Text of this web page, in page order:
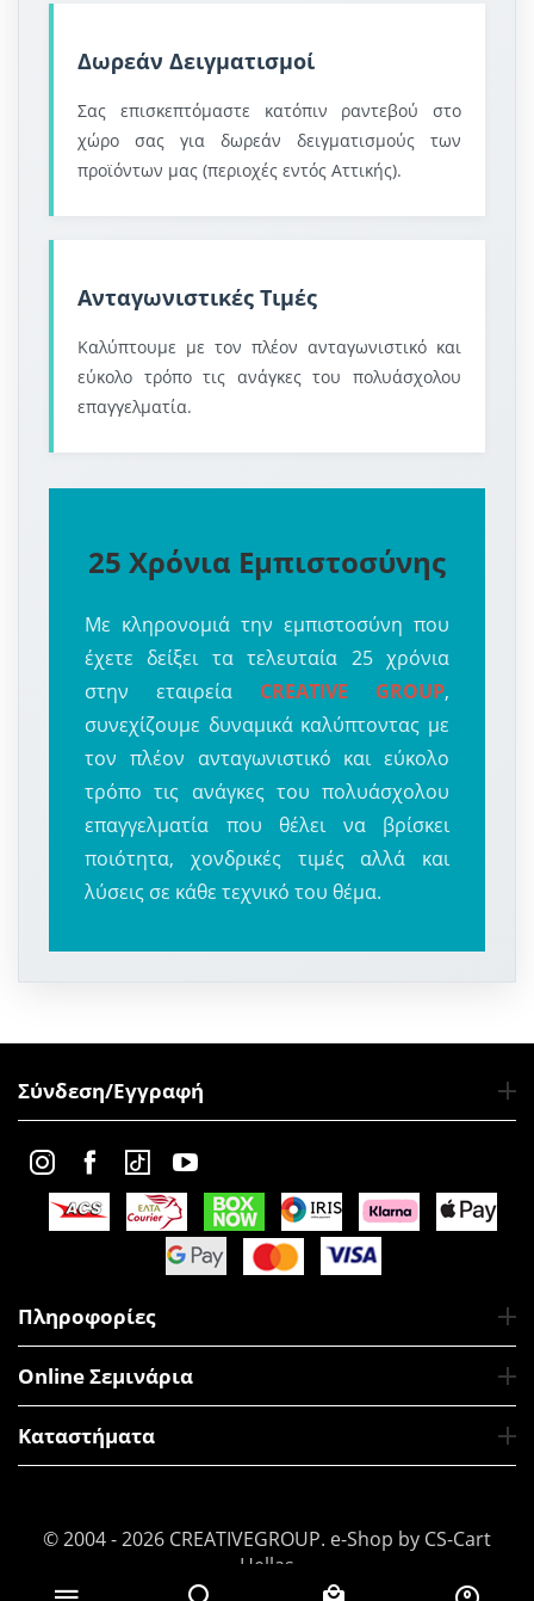
Δωρεάν Δειγματισμοί
Σας επισκεπτόμαστε κατόπιν ραντεβού στο
χώρο σας για δωρεάν δειγματισμούς των
προϊόντων μας (περιοχές εντός Αττικής).
Ανταγωνιστικές Τιμές
Καλύπτουμε με τον πλέον ανταγωνιστικό και
εύκολο τρόπο τις ανάγκες του πολυάσχολου
επαγγελματία.
25 Χρόνια Εμπιστοσύνης
Με κληρονομιά την εμπιστοσύνη που
έχετε δείξει τα τελευταία 25 χρόνια
στην εταιρεία CREATIVE GROUP,
συνεχίζουμε δυναμικά καλύπτοντας με
τον πλέον ανταγωνιστικό και εύκολο
τρόπο τις ανάγκες του πολυάσχολου
επαγγελματία που θέλει να βρίσκει
ποιότητα, χονδρικές τιμές αλλά και
λύσεις σε κάθε τεχνικό του θέμα.
Σύνδεση/Εγγραφή
Πληροφορίες
Online Σεμινάρια
Καταστήματα
© 2004 - 2026 CREATIVEGROUP. e-Shop by CS-Cart
Hellas